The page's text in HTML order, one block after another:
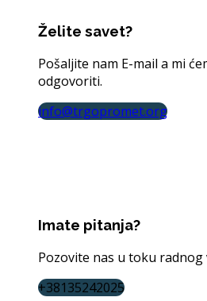
Želite savet?
Pošaljite nam E-mail a mi
odgovoriti.
info@trgopromet.org
Imate pitanja?
Pozovite nas u toku radnog
+38135242025